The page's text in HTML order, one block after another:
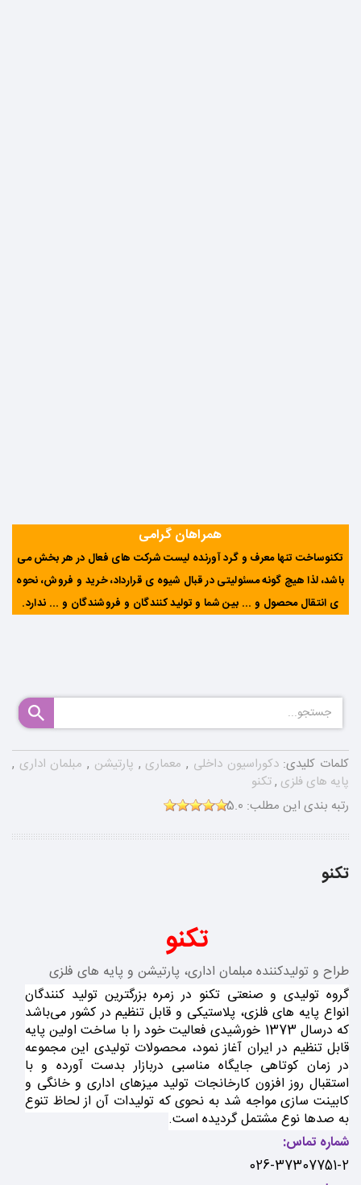
همراهان گرامی
تکنوساخت تنها معرف و گرد آورنده لیست شرکت های فعال در هر بخش می
باشد، لذا هیچ گونه مسئولیتی در قبال شیوه ی قرارداد، خرید و فروش، نحوه
ی انتقال محصول و ... بین شما و تولید کنندگان و فروشندگان و ... ندارد.
کلمات کلیدی:دکوراسیون داخلی , معماری , پارتیشن , مبلمان اداری ,
پایه های فلزی ,تکنو
رتبه بندی این مطلب: 5.0
تکنو
تکنو
طراح و تولیدکننده مبلمان اداری، پارتیشن و پایه های فلزی
گروه تولیدی و صنعتی تکنو در زمره بزرگترین تولید کنندگان
انواع پایه های فلزی، پلاستیکی و قابل تنظیم در کشور می‌باشد
که درسال 1373 خورشیدی فعالیت خود را با ساخت اولین پایه
قابل تنظیم در ایران آغاز نمود، محصولات توليدي این مجموعه
در زمان کوتاهي جايگاه مناسبي دربازار بدست آورده و با
استقبال روز افزون کارخانجات تولید میزهای اداری و خانگی و
کابینت سازی مواجه شد به نحوی که توليدات آن از لحاظ تنوع
به صدها نوع مشتمل گرديده است.
شماره تماس:
026-37307751-2